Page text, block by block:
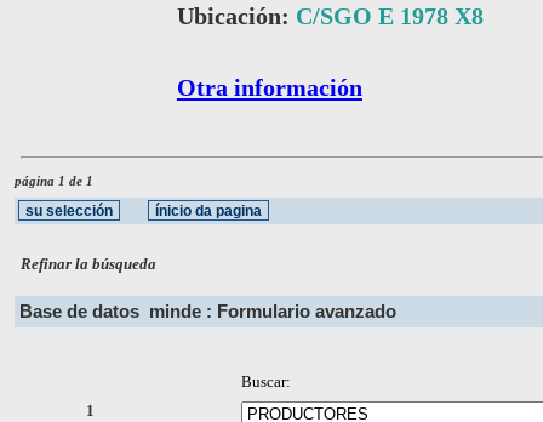
Ubicación: C/SGO E 1978 X8
Otra información
página 1 de 1
Refinar la búsqueda
Base de datos minde : Formulario avanzado
Buscar:
1